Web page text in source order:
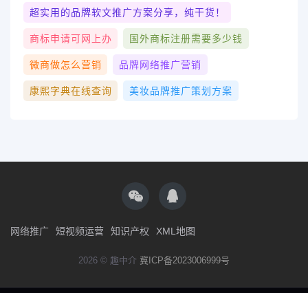
超实用的品牌软文推广方案分享，纯干货！
商标申请可网上办 国外商标注册需要多少钱
微商做怎么营销 品牌网络推广营销
康熙字典在线查询 美妆品牌推广策划方案
网络推广 短视频运营 知识产权 XML地图
2026 © 趣中介 冀ICP备2023006999号